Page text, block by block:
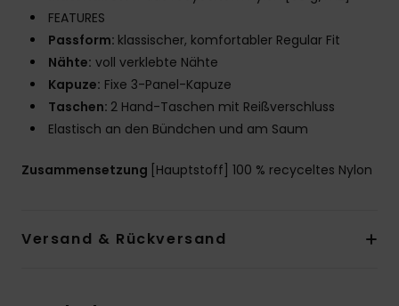
FEATURES
Passform: klassischer, komfortabler Regular Fit
Nähte: voll verklebte Nähte
Kapuze: Fixe 3-Panel-Kapuze
Taschen: 2 Hand-Taschen mit Reißverschluss
Elastisch an den Bündchen und am Saum
Zusammensetzung [Hauptstoff] 100 % recyceltes Nylon
Versand & Rückversand